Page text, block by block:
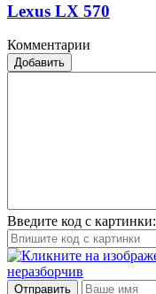
Lexus LX 570
Комментарии
Добавить
Введите код с картинки:
Отправить